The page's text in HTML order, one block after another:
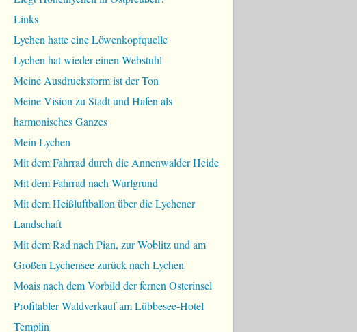
Links
Lychen hatte eine Löwenkopfquelle
Lychen hat wieder einen Webstuhl
Meine Ausdrucksform ist der Ton
Meine Vision zu Stadt und Hafen als
harmonisches Ganzes
Mein Lychen
Mit dem Fahrrad durch die Annenwalder Heide
Mit dem Fahrrad nach Wurlgrund
Mit dem Heißluftballon über die Lychener
Landschaft
Mit dem Rad nach Pian, zur Woblitz und am
Großen Lychensee zurück nach Lychen
Moais nach dem Vorbild der fernen Osterinsel
Profitabler Waldverkauf am Lübbesee-Hotel
Templin